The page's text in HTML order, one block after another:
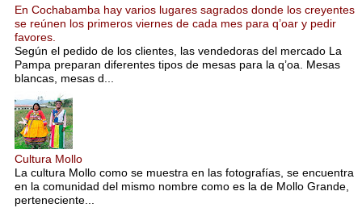
En Cochabamba hay varios lugares sagrados donde los creyentes
se reúnen los primeros viernes de cada mes para q’oar y pedir
favores.
Según el pedido de los clientes, las vendedoras del mercado La
Pampa preparan diferentes tipos de mesas para la q’oa. Mesas
blancas, mesas d...
Cultura Mollo
La cultura Mollo como se muestra en las fotografías, se encuentra
en la comunidad del mismo nombre como es la de Mollo Grande,
perteneciente...